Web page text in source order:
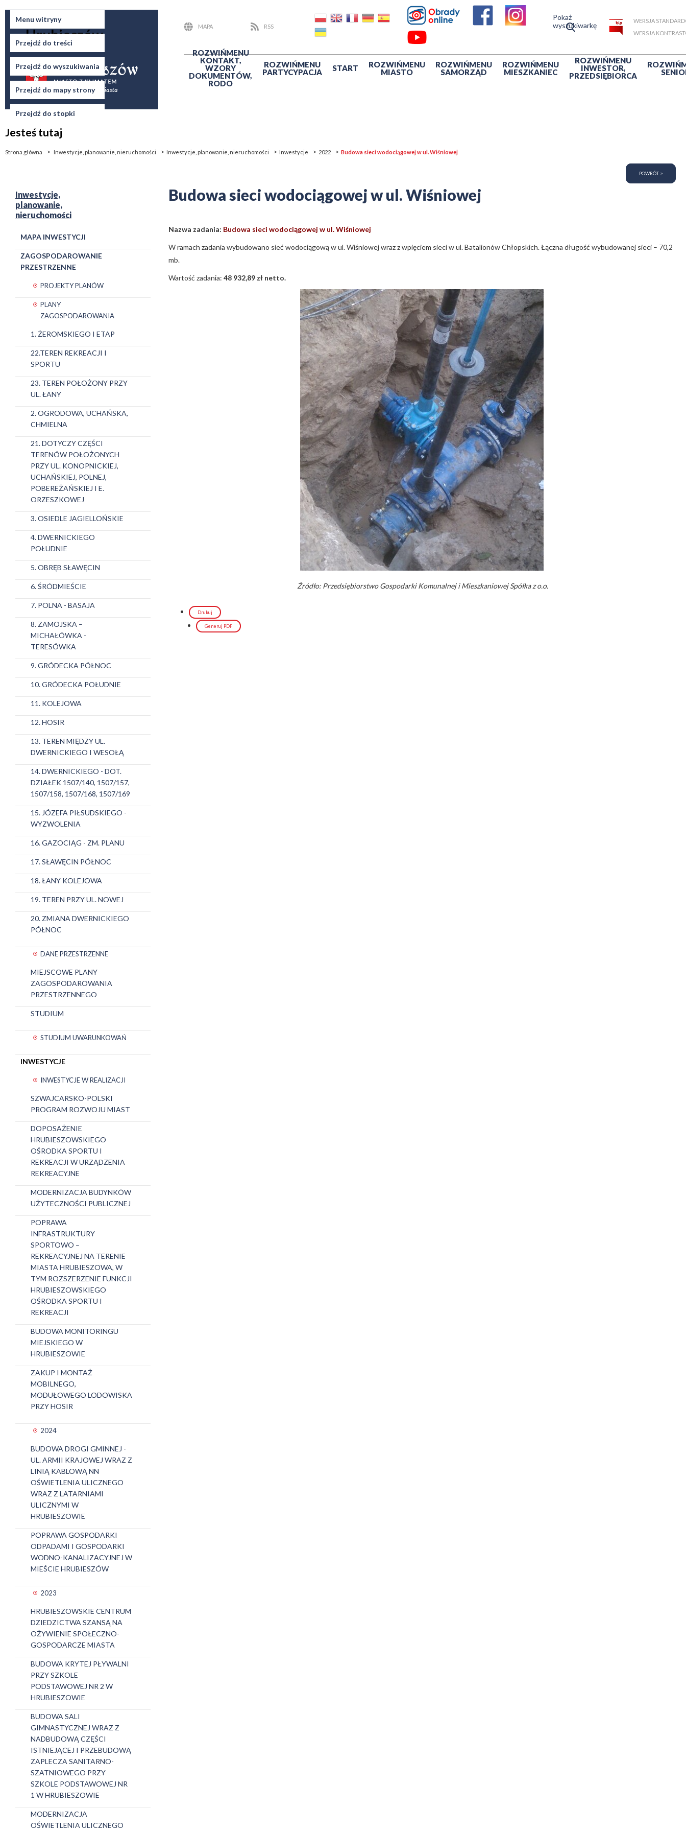
Menu witryny
Przejdź do treści
Przejdź do wyszukiwania
Przejdź do mapy strony
Przejdź do stopki
Miasto
Hrubieszów
MAPA
RSS
Pokaż
wyszukiwarkę
WERSJA
WERSJA
ROZWIŃMENU
KONTAKT,
WZORY
DOKUMENTÓW,
RODO
ROZWIŃMENU
PARTYCYPACJA
START ROZWIŃMENU
MIASTO
ROZWIŃMENU
SAMORZĄD
ROZWIŃMENU
MIESZKANIEC
ROZWIŃMENU
INWESTOR,
PRZEDSIĘBIORCA
ROZWIŃ
Jesteś tutaj
Strona główna Inwestycje, planowanie, nieruchomości Inwestycje, planowanie, nieruchomości Inwestycje 2022 Budowa sieci wodociągowej w ul. Wiśniowej
POWRÓT >
Inwestycje,
planowanie,
nieruchomości
MAPA INWESTYCJI
ZAGOSPODAROWANIE
PRZESTRZENNE
PROJEKTY PLANÓW
PLANY
ZAGOSPODAROWANIA
1. ŻEROMSKIEGO I ETAP
22.TEREN REKREACJI I
SPORTU
23. TEREN POŁOŻONY PRZY
UL. ŁANY
2. OGRODOWA, UCHAŃSKA,
CHMIELNA
21. DOTYCZY CZĘŚCI
TERENÓW POŁOŻONYCH
PRZY UL. KONOPNICKIEJ,
UCHAŃSKIEJ, POLNEJ,
POBEREŻAŃSKIEJ I E.
ORZESZKOWEJ
3. OSIEDLE JAGIELLOŃSKIE
4. DWERNICKIEGO
POŁUDNIE
5. OBRĘB SŁAWĘCIN
6. ŚRÓDMIEŚCIE
7. POLNA - BASAJA
8. ZAMOJSKA –
MICHAŁÓWKA -
TERESÓWKA
9. GRÓDECKA PÓŁNOC
10. GRÓDECKA POŁUDNIE
11. KOLEJOWA
12. HOSIR
13. TEREN MIĘDZY UL.
DWERNICKIEGO I WESOŁĄ
14. DWERNICKIEGO - DOT.
DZIAŁEK 1507/140, 1507/157,
1507/158, 1507/168, 1507/169
15. JÓZEFA PIŁSUDSKIEGO -
WYZWOLENIA
16. GAZOCIĄG - ZM. PLANU
17. SŁAWĘCIN PÓŁNOC
18. ŁANY KOLEJOWA
19. TEREN PRZY UL. NOWEJ
20. ZMIANA DWERNICKIEGO
PÓŁNOC
DANE PRZESTRZENNE
MIEJSCOWE PLANY
ZAGOSPODAROWANIA
PRZESTRZENNEGO
STUDIUM
STUDIUM UWARUNKOWAŃ
INWESTYCJE
INWESTYCJE W REALIZACJI
SZWAJCARSKO-POLSKI
PROGRAM ROZWOJU MIAST
DOPOSAŻENIE
HRUBIESZOWSKIEGO
OŚRODKA SPORTU I
REKREACJI W URZĄDZENIA
REKREACYJNE
MODERNIZACJA BUDYNKÓW
UŻYTECZNOŚCI PUBLICZNEJ
POPRAWA
INFRASTRUKTURY
SPORTOWO –
REKREACYJNEJ NA TERENIE
MIASTA HRUBIESZOWA, W
TYM ROZSZERZENIE FUNKCJI
HRUBIESZOWSKIEGO
OŚRODKA SPORTU I
REKREACJI
BUDOWA MONITORINGU
MIEJSKIEGO W
HRUBIESZOWIE
ZAKUP I MONTAŻ
MOBILNEGO,
MODUŁOWEGO LODOWISKA
PRZY HOSIR
2024
BUDOWA DROGI GMINNEJ -
UL. ARMII KRAJOWEJ WRAZ Z
LINIĄ KABLOWĄ NN
OŚWIETLENIA ULICZNEGO
WRAZ Z LATARNIAMI
ULICZNYMI W
HRUBIESZOWIE
POPRAWA GOSPODARKI
ODPADAMI I GOSPODARKI
WODNO-KANALIZACYJNEJ W
MIEŚCIE HRUBIESZÓW
2023
HRUBIESZOWSKIE CENTRUM
DZIEDZICTWA SZANSĄ NA
OŻYWIENIE SPOŁECZNO-
GOSPODARCZE MIASTA
BUDOWA KRYTEJ PŁYWALNI
PRZY SZKOLE
PODSTAWOWEJ NR 2 W
HRUBIESZOWIE
BUDOWA SALI
GIMNASTYCZNEJ WRAZ Z
NADBUDOWĄ CZĘŚCI
ISTNIEJĄCEJ I PRZEBUDOWĄ
ZAPLECZA SANITARNO-
SZATNIOWEGO PRZY
SZKOLE PODSTAWOWEJ NR
1 W HRUBIESZOWIE
MODERNIZACJA
OŚWIETLENIA ULICZNEGO
Budowa sieci wodociągowej w ul. Wiśniowej
Nazwa zadania: Budowa sieci wodociągowej w ul. Wiśniowej
W ramach zadania wybudowano sieć wodociągową w ul. Wiśniowej wraz z wpięciem sieci w ul. Batalionów Chłopskich. Łączna długość wybudowanej sieci – 70,2
mb.
Wartość zadania: 48 932,89 zł netto.
Źródło: Przedsiębiorstwo Gospodarki Komunalnej i Mieszkaniowej Spółka z o.o.
Drukuj
Generuj PDF